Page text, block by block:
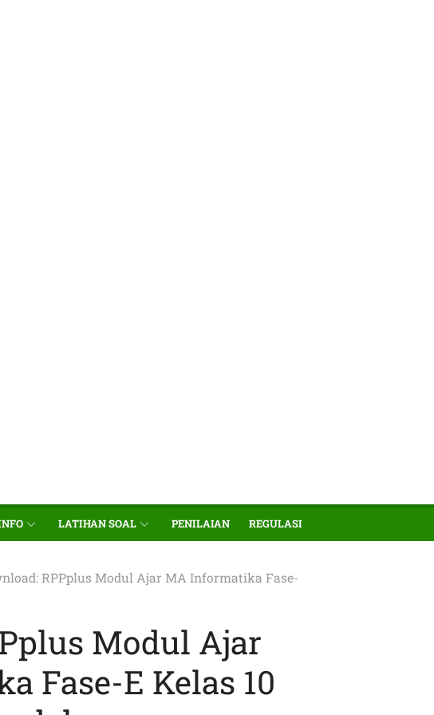
LATIHAN SOAL PENILAIAN REGULASI
RPPplus Modul Ajar MA Informatika Fase-
Modul Ajar
Fase-E Kelas 10